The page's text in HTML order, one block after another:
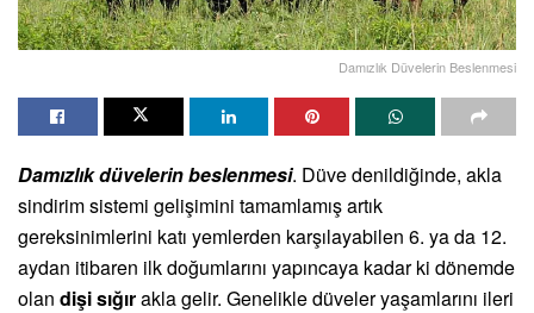
Damızlık Düvelerin Beslenmesi
Damızlık düvelerin beslenmesi. Düve denildiğinde, akla
sindirim sistemi gelişimini tamamlamış artık
gereksinimlerini katı yemlerden karşılayabilen 6. ya da 12.
aydan itibaren ilk doğumlarını yapıncaya kadar ki dönemde
olan dişi sığırakla gelir. Genelikle düveler yaşamlarını ileri